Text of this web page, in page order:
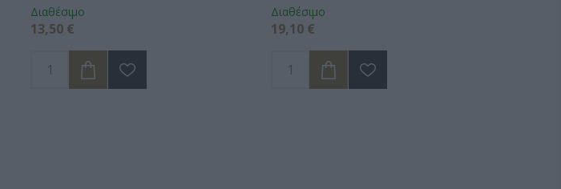
Διαθέσιμο
13,50 €
Διαθέσιμο
19,10 €